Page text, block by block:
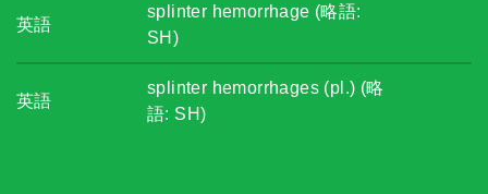
英語
splinter hemorrhage (略語:
SH)
英語
splinter hemorrhages (pl.) (略
語: SH)